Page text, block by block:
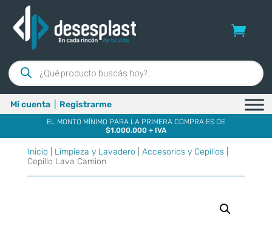
Búsqueda
de
productos
Mi cuenta Registrarme
EL MONTO MÍNIMO PARA LA PRIMERA COMPRA ES DE
$1.000.000 + IVA
Inicio Limpieza y Lavadero Accesorios y Cepillos|
Cepillo Lava Camion